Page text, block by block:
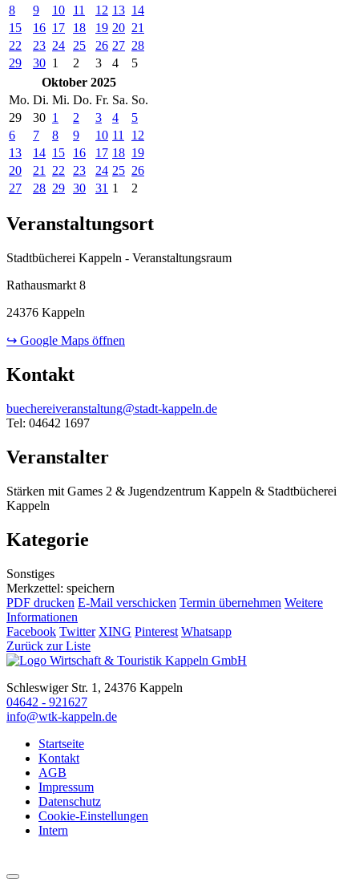
8
9 10 11 12 13 14
15
16 17 18 19 20 21
22
23 24 25 26 27 28
29
30 1 2 3 4
5
Oktober 2025
Mo. Di. Mi. Do. Fr. Sa. So.
29
30 1 2 3 4
5
6
7 8 9 10 11
12
13
14 15 16 17 18 19
20
21 22 23 24 25 26
27
28 29 30 31 1 2
Veranstaltungsort
Stadtbücherei Kappeln - Veranstaltungsraum
Rathausmarkt 8
24376 Kappeln
↪ Google Maps öffnen
Kontakt
buechereiveranstaltung@stadt-kappeln.de
Tel: 04642 1697
Veranstalter
Stärken mit Games 2 & Jugendzentrum Kappeln & Stadtbücherei
Kappeln
Kategorie
Sonstiges
Merkzettel: speichern
PDF drucken E-Mail verschicken Termin übernehmen Weitere
Informationen
Facebook Twitter XING Pinterest Whatsapp
Zurück zur Liste
Schleswiger Str. 1, 24376 Kappeln
04642 - 921627
info@wtk-kappeln.de
Startseite
Kontakt
AGB
Impressum
Datenschutz
Cookie-Einstellungen
Intern